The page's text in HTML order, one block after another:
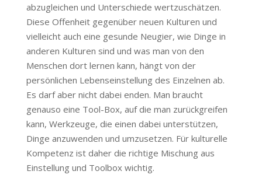
abzugleichen und Unterschiede wertzuschätzen.
Diese Offenheit gegenüber neuen Kulturen und
vielleicht auch eine gesunde Neugier, wie Dinge in
anderen Kulturen sind und was man von den
Menschen dort lernen kann, hängt von der
persönlichen Lebenseinstellung des Einzelnen ab.
Es darf aber nicht dabei enden. Man braucht
genauso eine Tool-Box, auf die man zurückgreifen
kann, Werkzeuge, die einen dabei unterstützen,
Dinge anzuwenden und umzusetzen. Für kulturelle
Kompetenz ist daher die richtige Mischung aus
Einstellung und Toolbox wichtig.